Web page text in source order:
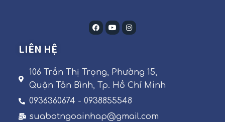
LIÊN HỆ
106 Trần Thị Trọng, Phường 15,
Quận Tân Bình, Tp. Hồ Chí Minh
0936360674 - 0938855548
suabotngoainhap@gmail.com